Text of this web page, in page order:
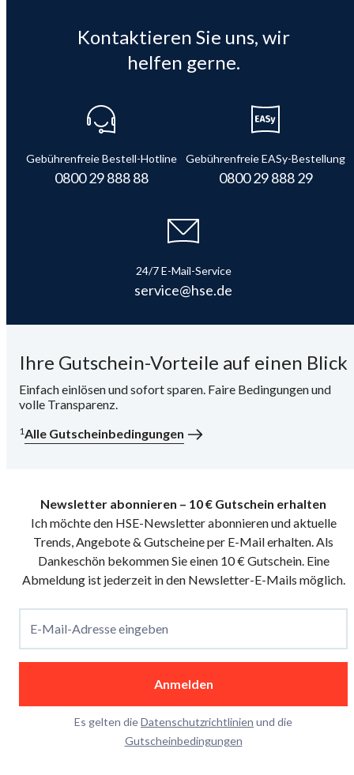
Kontaktieren Sie uns, wir
helfen gerne.
Gebührenfreie Bestell-Hotline
0800 29 888 88
Gebührenfreie EASy-Bestellung
0800 29 888 29
24/7 E-Mail-Service
service@hse.de
Ihre Gutschein-Vorteile auf einen Blick
Einfach einlösen und sofort sparen. Faire Bedingungen und
volle Transparenz.
1Alle Gutscheinbedingungen
Newsletter abonnieren – 10 € Gutschein erhalten
Ich möchte den HSE-Newsletter abonnieren und aktuelle
Trends, Angebote & Gutscheine per E-Mail erhalten. Als
Dankeschön bekommen Sie einen 10 € Gutschein. Eine
Abmeldung ist jederzeit in den Newsletter-E-Mails möglich.
E-Mail-Adresse eingeben
Anmelden
Es gelten dieDatenschutzrichtlinien und die
Gutscheinbedingungen